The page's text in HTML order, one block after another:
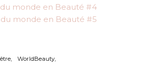
monde en Beauté #4
monde en Beauté #5
WorldBeauty